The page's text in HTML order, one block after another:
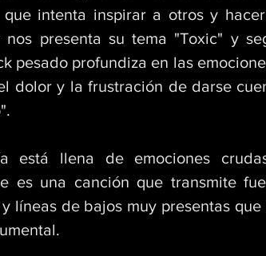
que intenta inspirar a otros y
nos presenta su tema "Toxic" y
pesado profundiza en las
dolor y la frustración de darse
está llena de emociones
es una canción que transmite
líneas de bajos muy presentas